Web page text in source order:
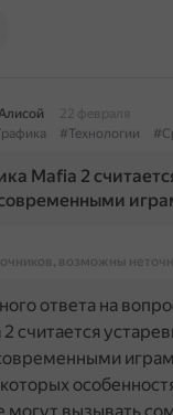
22 февраля
#Технологии
Mafia 2
возможны
ответа на
считается